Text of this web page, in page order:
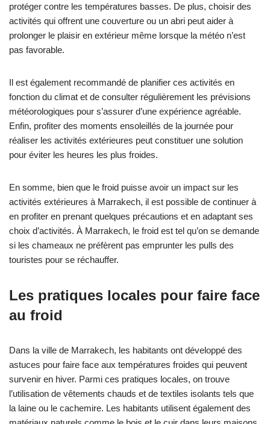
protéger contre les températures basses. De plus, choisir des
activités qui offrent une couverture ou un abri peut aider à
prolonger le plaisir en extérieur même lorsque la météo n’est
pas favorable.
Il est également recommandé de planifier ces activités en
fonction du climat et de consulter régulièrement les prévisions
météorologiques pour s’assurer d’une expérience agréable.
Enfin, profiter des moments ensoleillés de la journée pour
réaliser les activités extérieures peut constituer une solution
pour éviter les heures les plus froides.
En somme, bien que le froid puisse avoir un impact sur les
activités extérieures à Marrakech, il est possible de continuer à
en profiter en prenant quelques précautions et en adaptant ses
choix d’activités. À Marrakech, le froid est tel qu’on se demande
si les chameaux ne préfèrent pas emprunter les pulls des
touristes pour se réchauffer.
Les pratiques locales pour faire face
au froid
Dans la ville de Marrakech, les habitants ont développé des
astuces pour faire face aux températures froides qui peuvent
survenir en hiver. Parmi ces pratiques locales, on trouve
l’utilisation de vêtements chauds et de textiles isolants tels que
la laine ou le cachemire. Les habitants utilisent également des